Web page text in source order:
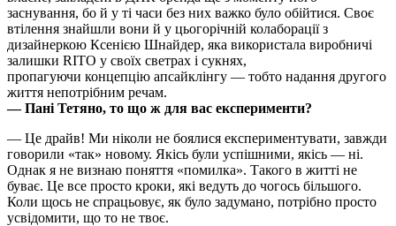
заснування, бо й у ті часи без них важко було обійтися. Своє
втілення знайшли вони й у цьогорічній колаборації з
дизайнеркою Ксенією Шнайдер, яка використала виробничі
залишки RITO у своїх светрах і сукнях,
пропагуючи концепцію апсайклінгу — тобто надання другого
життя непотрібним речам.
— Пані Тетяно, то що ж для вас експерименти?
— Це драйв! Ми ніколи не боялися експериментувати, завжди
говорили «так» новому. Якісь були успішними, якісь — ні.
Однак я не визнаю поняття «помилка». Такого в житті не
буває. Це все просто кроки, які ведуть до чогось більшого.
Коли щось не спрацьовує, як було задумано, потрібно просто
усвідомити, що то не твоє.